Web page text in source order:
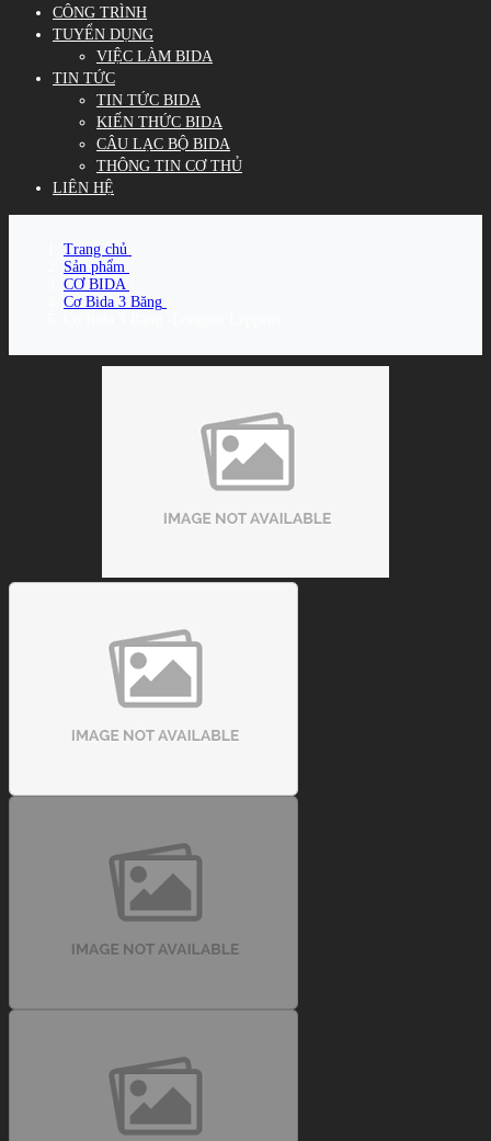
CÔNG TRÌNH
TUYỂN DỤNG
VIỆC LÀM BIDA
TIN TỨC
TIN TỨC BIDA
KIẾN THỨC BIDA
CÂU LẠC BỘ BIDA
THÔNG TIN CƠ THỦ
LIÊN HỆ
Trang chủ
Sản phẩm
CƠ BIDA
Cơ Bida 3 Băng